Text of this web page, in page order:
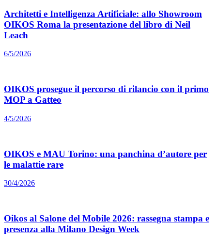
Architetti e Intelligenza Artificiale: allo Showroom
OIKOS Roma la presentazione del libro di Neil
Leach
6/5/2026
OIKOS prosegue il percorso di rilancio con il primo
MOP a Gatteo
4/5/2026
OIKOS e MAU Torino: una panchina d’autore per
le malattie rare
30/4/2026
Oikos al Salone del Mobile 2026: rassegna stampa e
presenza alla Milano Design Week